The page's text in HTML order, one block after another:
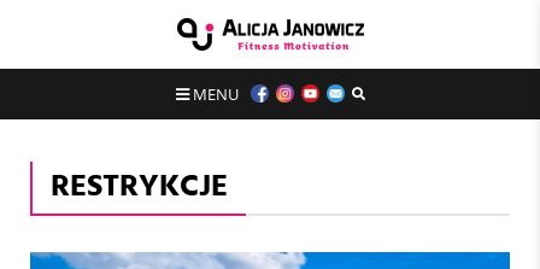
MENU
RESTRYKCJE